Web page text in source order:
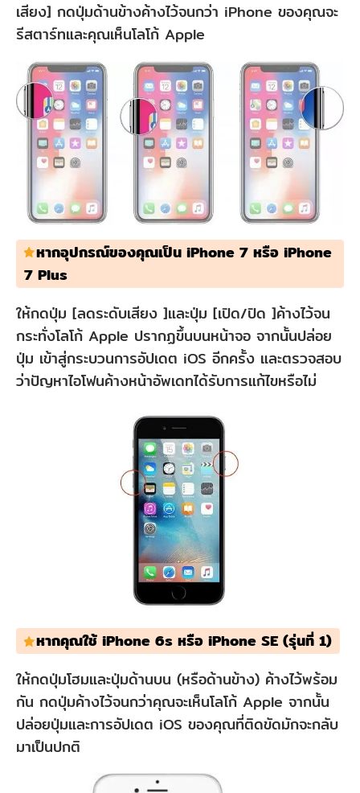
เสียง] กดปุ่มด้านข้างค้างไว้จนกว่า iPhone ของคุณจะ
รีสตาร์ทและคุณเห็นโลโก้ Apple
หากอุปกรณ์ของคุณเป็น iPhone 7 หรือ iPhone
7 Plus
ให้กดปุ่ม [ลดระดับเสียง ]และปุ่ม [เปิด/ปิด ]ค้างไว้จน
กระทั่งโลโก้ Apple ปรากฏขึ้นบนหน้าจอ จากนั้นปล่อย
ปุ่ม เข้าสู่กระบวนการอัปเดต iOS อีกครั้ง และตรวจสอบ
ว่าปัญหาไอโฟนค้างหน้าอัพเดทได้รับการแก้ไขหรือไม่
หากคุณใช้ iPhone 6s หรือ iPhone SE (รุ่นที่ 1)
ให้กดปุ่มโฮมและปุ่มด้านบน (หรือด้านข้าง) ค้างไว้พร้อม
กัน กดปุ่มค้างไว้จนกว่าคุณจะเห็นโลโก้ Apple จากนั้น
ปล่อยปุ่มและการอัปเดต iOS ของคุณที่ติดขัดมักจะกลับ
มาเป็นปกติ